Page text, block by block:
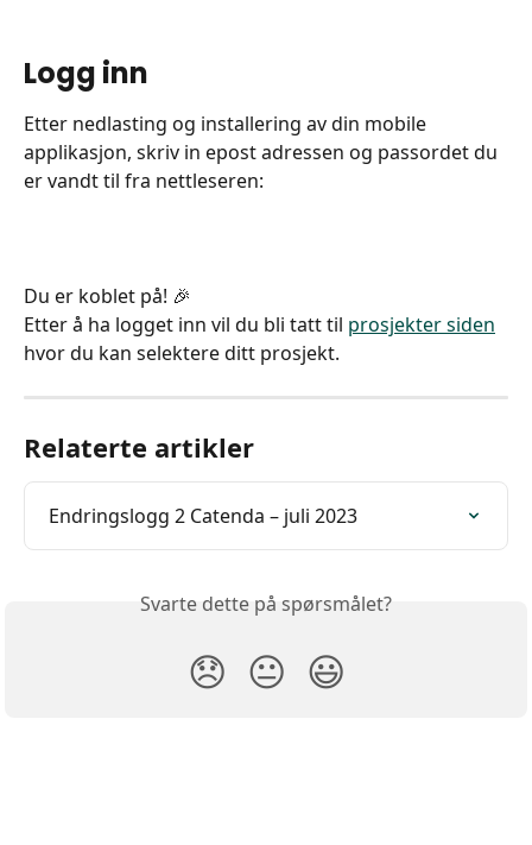
Logg inn
Etter nedlasting og installering av din mobile
applikasjon, skriv in epost adressen og passordet du
er vandt til fra nettleseren:
Du er koblet på! 🎉
Etter å ha logget inn vil du bli tatt til prosjekter siden
hvor du kan selektere ditt prosjekt.
Relaterte artikler
Endringslogg 2 Catenda – juli 2023
Svarte dette på spørsmålet?
😞 😐 😃